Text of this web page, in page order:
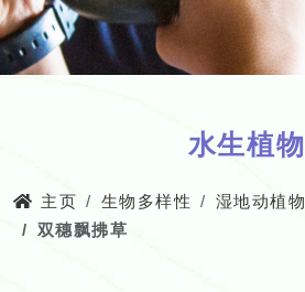
水生植物
主页 生物多样性 湿地动植物
双穗飘拂草